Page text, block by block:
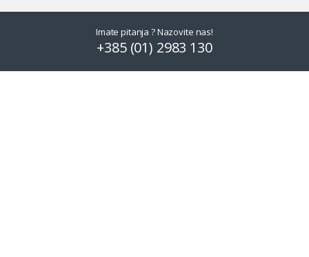
Imate pitanja ? Nazovite nas!
+385 (01) 2983 130